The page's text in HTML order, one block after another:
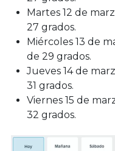
Martes 12 de
27 grados.
Miércoles 13 de
de 29 grados.
Jueves 14 de
31 grados.
Viernes 15 de
32 grados.